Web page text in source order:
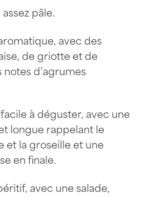
pâle.
avec des
de griotte et de
d’agrumes
à déguster, avec une
longue rappelant le
et la groseille et une
en finale.
avec une salade,